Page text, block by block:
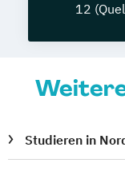
12
Studieren in